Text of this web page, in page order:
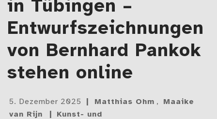
in Tübingen –
Entwurfszeichnungen
von Bernhard Pankok
stehen online
Gepostet
am
5. Dezember 2025 Matthias Ohm ,
Maaike
van Rijn
Kunst- und